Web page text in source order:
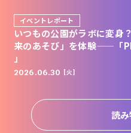
イベントレポート
いつもの公園がラボに変身
来のあそび」を体験——「
」
2026.06.30 [火]
読